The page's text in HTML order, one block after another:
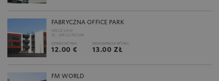
FABRYCZNA OFFICE PARK
WROCŁAW
UL. WAGONOWA
CZYNSZ M2 /M-C
12.00 €
EKSPLOATACJA M2 /M-C
13.00 ZŁ
FM WORLD